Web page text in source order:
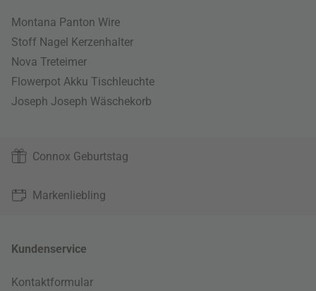
Montana Panton Wire
Stoff Nagel Kerzenhalter
Nova Treteimer
Flowerpot Akku Tischleuchte
Joseph Joseph Wäschekorb
Connox Geburtstag
Markenliebling
Kundenservice
Kontaktformular